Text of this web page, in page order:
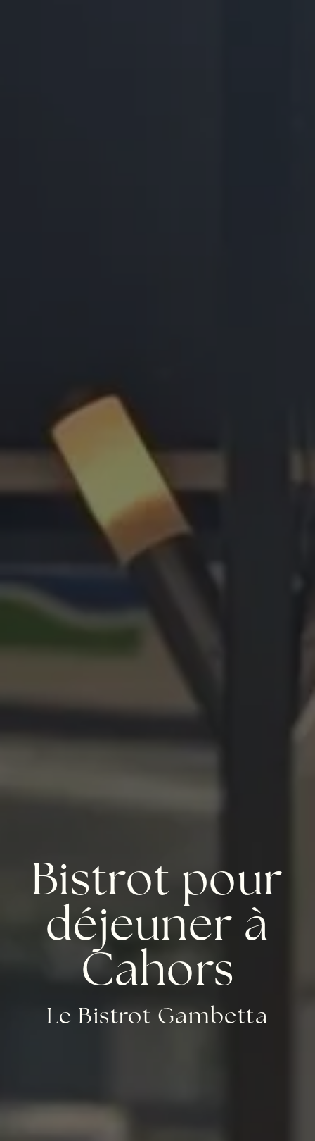
Bistrot pour
déjeuner à
Cahors
Le Bistrot Gambetta